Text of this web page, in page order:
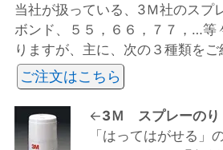
当社が扱っている、3Ｍ社のスプ
ボンド、５５，６６，７７，…等
りますが、主に、次の３種類をご
ご注文はこちら
←3Ｍ スプレーの
「はってはがせる」